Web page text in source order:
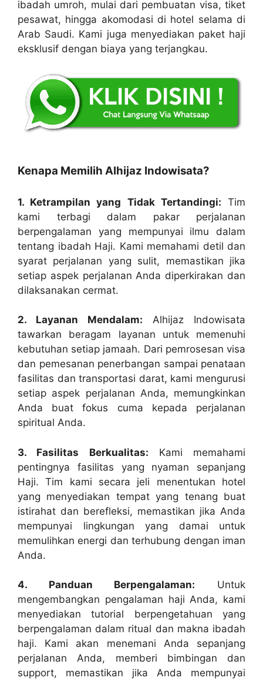
ibadah umroh, mulai dari pembuatan visa, tiket
pesawat, hingga akomodasi di hotel selama di
Arab Saudi. Kami juga menyediakan paket haji
eksklusif dengan biaya yang terjangkau.
Kenapa Memilih Alhijaz Indowisata?
1. Ketrampilan yang Tidak Tertandingi: Tim
kami terbagi dalam pakar perjalanan
berpengalaman yang mempunyai ilmu dalam
tentang ibadah Haji. Kami memahami detil dan
syarat perjalanan yang sulit, memastikan jika
setiap aspek perjalanan Anda diperkirakan dan
dilaksanakan cermat.
2. Layanan Mendalam: Alhijaz Indowisata
tawarkan beragam layanan untuk memenuhi
kebutuhan setiap jamaah. Dari pemrosesan visa
dan pemesanan penerbangan sampai penataan
fasilitas dan transportasi darat, kami mengurusi
setiap aspek perjalanan Anda, memungkinkan
Anda buat fokus cuma kepada perjalanan
spiritual Anda.
3. Fasilitas Berkualitas: Kami memahami
pentingnya fasilitas yang nyaman sepanjang
Haji. Tim kami secara jeli menentukan hotel
yang menyediakan tempat yang tenang buat
istirahat dan berefleksi, memastikan jika Anda
mempunyai lingkungan yang damai untuk
memulihkan energi dan terhubung dengan iman
Anda.
4. Panduan Berpengalaman: Untuk
mengembangkan pengalaman haji Anda, kami
menyediakan tutorial berpengetahuan yang
berpengalaman dalam ritual dan makna ibadah
haji. Kami akan menemani Anda sepanjang
perjalanan Anda, memberi bimbingan dan
support, memastikan jika Anda mempunyai